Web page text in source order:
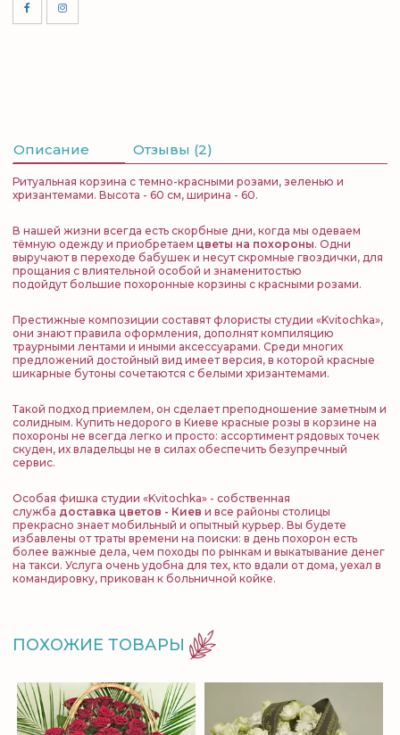
Описание Отзывы (2)
Ритуальная корзина с темно-красными розами, зеленью и
хризантемами. Высота - 60 см, ширина - 60.
В нашей жизни всегда есть скорбные дни, когда мы одеваем
тёмную одежду и приобретаем цветы на похороны. Одни
выручают в переходе бабушек и несут скромные гвоздички, для
прощания с влиятельной особой и знаменитостью
подойдут большие похоронные корзины с красными розами.
Престижные композиции составят флористы студии «Kvitochka»,
они знают правила оформления, дополнят компиляцию
траурными лентами и иными аксессуарами. Среди многих
предложений достойный вид имеет версия, в которой красные
шикарные бутоны сочетаются с белыми хризантемами.
Такой подход приемлем, он сделает преподношение заметным и
солидным. Купить недорого в Киеве красные розы в корзине на
похороны не всегда легко и просто: ассортимент рядовых точек
скуден, их владельцы не в силах обеспечить безупречный
сервис.
Особая фишка студии «Kvitochka» - собственная
служба доставка цветов - Киев и все районы столицы
прекрасно знает мобильный и опытный курьер. Вы будете
избавлены от траты времени на поиски: в день похорон есть
более важные дела, чем походы по рынкам и выкатывание денег
на такси. Услуга очень удобна для тех, кто вдали от дома, уехал в
командировку, прикован к больничной койке.
ПОХОЖИЕ ТОВАРЫ